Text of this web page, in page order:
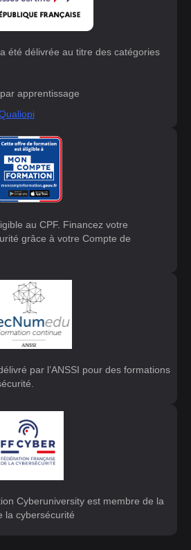
été délivrée au titre des catégories
apprentissage
au CPF. Financez votre
grâce à votre Compte de
par l’ANSSI pour des formations
Cyberuniversity est membre de la
la cybersécurité